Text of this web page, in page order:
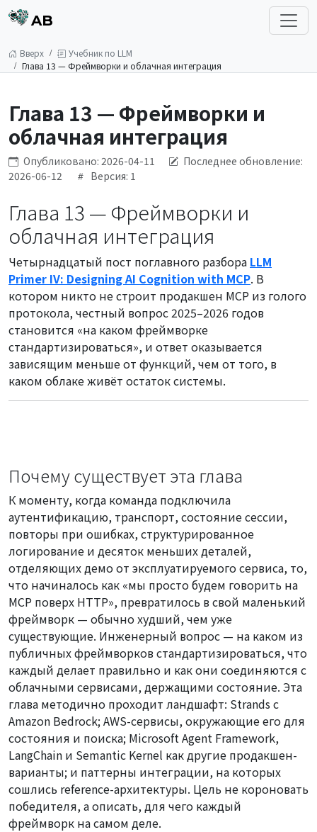
AB
Вверх
Учебник по LLM
Глава 13 — Фреймворки и облачная интеграция
Глава 13 — Фреймворки и
облачная интеграция
Опубликовано: 2026-04-11
Последнее обновление:
2026-06-12
Версия: 1
Глава 13 — Фреймворки и
облачная интеграция
Четырнадцатый пост поглавного разбора LLM
Primer IV: Designing AI Cognition with MCP. В
котором никто не строит продакшен MCP из голого
протокола, честный вопрос 2025–2026 годов
становится «на каком фреймворке
стандартизироваться», и ответ оказывается
зависящим меньше от функций, чем от того, в
каком облаке живёт остаток системы.
Почему существует эта глава
К моменту, когда команда подключила
аутентификацию, транспорт, состояние сессии,
повторы при ошибках, структурированное
логирование и десяток меньших деталей,
отделяющих демо от эксплуатируемого сервиса, то,
что начиналось как «мы просто будем говорить на
MCP поверх HTTP», превратилось в свой маленький
фреймворк — обычно худший, чем уже
существующие. Инженерный вопрос — на каком из
публичных фреймворков стандартизироваться, что
каждый делает правильно и как они соединяются с
облачными сервисами, держащими состояние. Эта
глава методично проходит ландшафт: Strands с
Amazon Bedrock; AWS-сервисы, окружающие его для
состояния и поиска; Microsoft Agent Framework,
LangChain и Semantic Kernel как другие продакшен-
варианты; и паттерны интеграции, на которых
сошлись reference-архитектуры. Цель не короновать
победителя, а описать, для чего каждый
фреймворк на самом деле.